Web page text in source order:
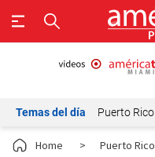
Temas del día Puerto Rico
Home > Puerto Rico